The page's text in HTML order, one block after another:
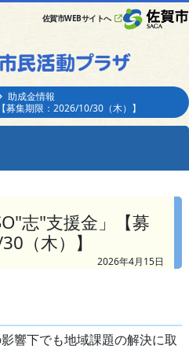
佐賀市WEBサイトへ
助成金情報
募集期限：2026/10/30（木）】
志"支援金」【募
（木）】
2026年4月15日
響下でも地域課題の解決に取